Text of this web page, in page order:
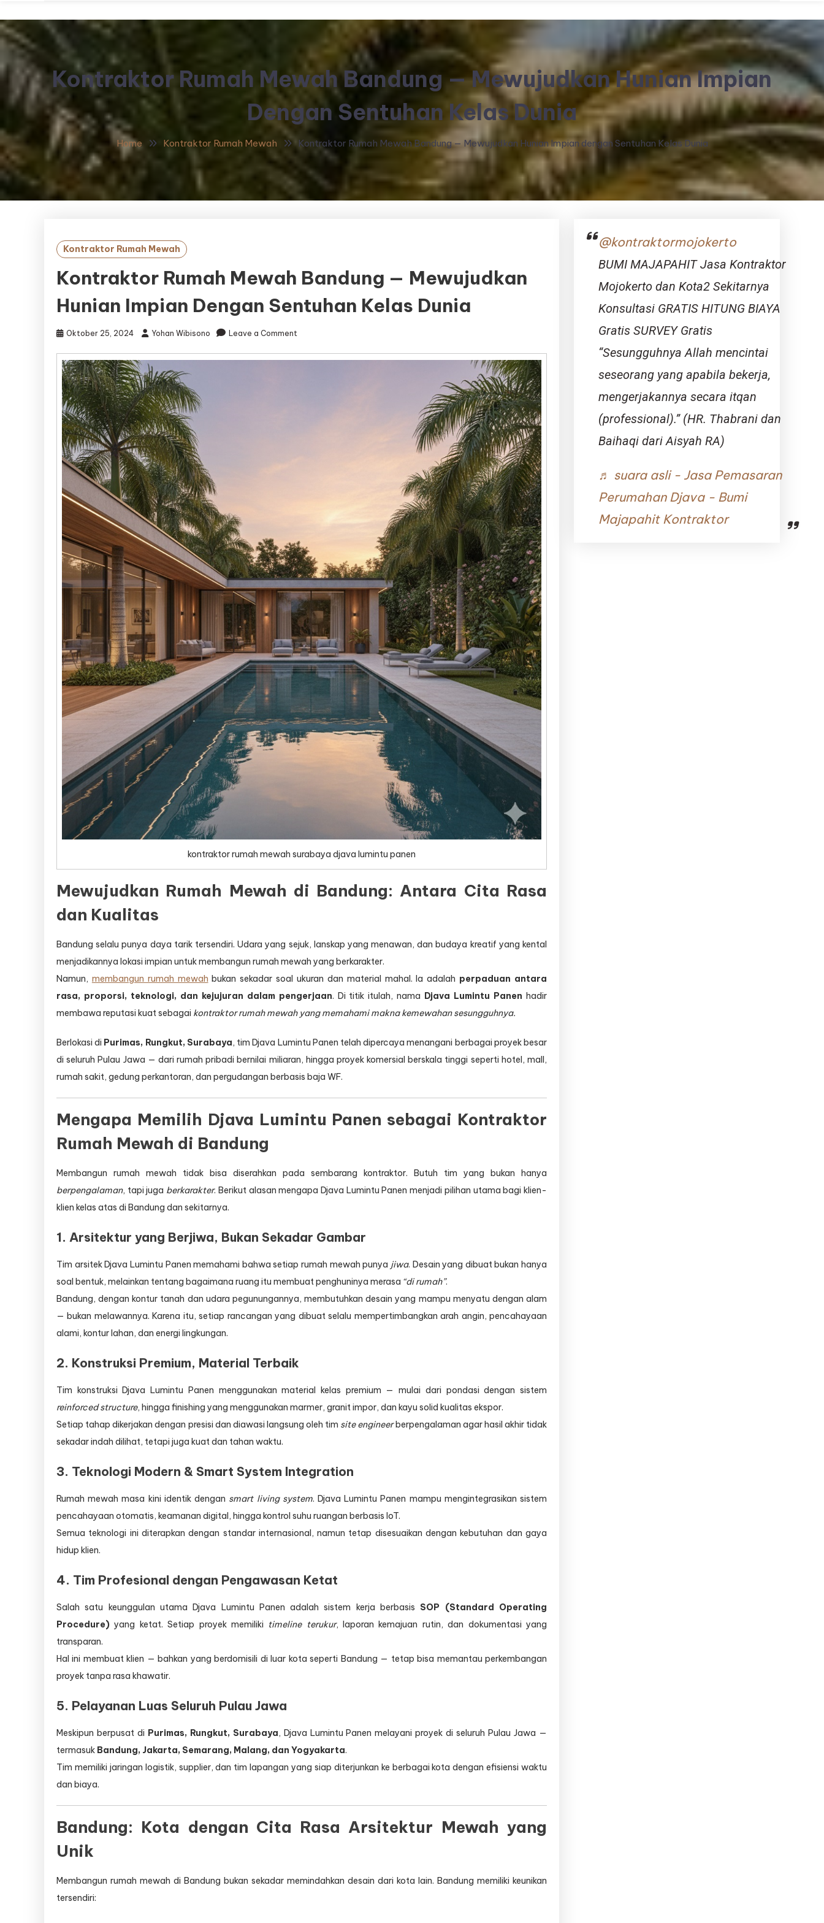
Kontraktor Rumah Mewah Bandung — Mewujudkan Hunian Impian
Dengan Sentuhan Kelas Dunia
Home Kontraktor Rumah Mewah Kontraktor Rumah Mewah Bandung — Mewujudkan Hunian Impian dengan Sentuhan Kelas Dunia
Kontraktor Rumah Mewah
Kontraktor Rumah Mewah Bandung — Mewujudkan
Hunian Impian Dengan Sentuhan Kelas Dunia
Oktober 25, 2024 Yohan Wibisono Leave a Comment
Rumah
kontraktor rumah mewah surabaya djava lumintu panen
Mewujudkan Rumah Mewah di Bandung: Antara Cita Rasa
dan Kualitas
Bandung selalu punya daya tarik tersendiri. Udara yang sejuk, lanskap yang menawan, dan budaya kreatif yang kental
menjadikannya lokasi impian untuk membangun rumah mewah yang berkarakter.
Namun, membangun rumah mewah bukan sekadar soal ukuran dan material mahal. Ia adalah perpaduan antara
rasa, proporsi, teknologi, dan kejujuran dalam pengerjaan. Di titik itulah, nama Djava Lumintu Panen hadir
membawa reputasi kuat sebagai kontraktor rumah mewah yang memahami makna kemewahan sesungguhnya.
Berlokasi di Purimas, Rungkut, Surabaya, tim Djava Lumintu Panen telah dipercaya menangani berbagai proyek besar
di seluruh Pulau Jawa — dari rumah pribadi bernilai miliaran, hingga proyek komersial berskala tinggi seperti hotel, mall,
rumah sakit, gedung perkantoran, dan pergudangan berbasis baja WF.
Mengapa Memilih Djava Lumintu Panen sebagai Kontraktor
Rumah Mewah di Bandung
Membangun rumah mewah tidak bisa diserahkan pada sembarang kontraktor. Butuh tim yang bukan hanya
berpengalaman, tapi juga berkarakter. Berikut alasan mengapa Djava Lumintu Panen menjadi pilihan utama bagi klien-
klien kelas atas di Bandung dan sekitarnya.
1. Arsitektur yang Berjiwa, Bukan Sekadar Gambar
Tim arsitek Djava Lumintu Panen memahami bahwa setiap rumah mewah punya jiwa. Desain yang dibuat bukan hanya
soal bentuk, melainkan tentang bagaimana ruang itu membuat penghuninya merasa “di rumah”.
Bandung, dengan kontur tanah dan udara pegunungannya, membutuhkan desain yang mampu menyatu dengan alam
— bukan melawannya. Karena itu, setiap rancangan yang dibuat selalu mempertimbangkan arah angin, pencahayaan
alami, kontur lahan, dan energi lingkungan.
2. Konstruksi Premium, Material Terbaik
Tim konstruksi Djava Lumintu Panen menggunakan material kelas premium — mulai dari pondasi dengan sistem
reinforced structure, hingga finishing yang menggunakan marmer, granit impor, dan kayu solid kualitas ekspor.
Setiap tahap dikerjakan dengan presisi dan diawasi langsung oleh tim site engineerberpengalaman agar hasil akhir tidak
sekadar indah dilihat, tetapi juga kuat dan tahan waktu.
3. Teknologi Modern & Smart System Integration
Rumah mewah masa kini identik dengan smart living system. Djava Lumintu Panen mampu mengintegrasikan sistem
pencahayaan otomatis, keamanan digital, hingga kontrol suhu ruangan berbasis IoT.
Semua teknologi ini diterapkan dengan standar internasional, namun tetap disesuaikan dengan kebutuhan dan gaya
hidup klien.
4. Tim Profesional dengan Pengawasan Ketat
Salah satu keunggulan utama Djava Lumintu Panen adalah sistem kerja berbasis SOP (Standard Operating
Procedure) yang ketat. Setiap proyek memiliki timeline terukur, laporan kemajuan rutin, dan dokumentasi yang
transparan.
Hal ini membuat klien — bahkan yang berdomisili di luar kota seperti Bandung — tetap bisa memantau perkembangan
proyek tanpa rasa khawatir.
5. Pelayanan Luas Seluruh Pulau Jawa
Meskipun berpusat di Purimas, Rungkut, Surabaya, Djava Lumintu Panen melayani proyek di seluruh Pulau Jawa —
termasuk Bandung, Jakarta, Semarang, Malang, dan Yogyakarta.
Tim memiliki jaringan logistik, supplier, dan tim lapangan yang siap diterjunkan ke berbagai kota dengan efisiensi waktu
dan biaya.
Bandung: Kota dengan Cita Rasa Arsitektur Mewah yang
Unik
Membangun rumah mewah di Bandung bukan sekadar memindahkan desain dari kota lain. Bandung memiliki keunikan
tersendiri:
@kontraktormojokerto
BUMI MAJAPAHIT Jasa Kontraktor
Mojokerto dan Kota2 Sekitarnya
Konsultasi GRATIS HITUNG BIAYA
Gratis SURVEY Gratis
“Sesungguhnya Allah mencintai
seseorang yang apabila bekerja,
mengerjakannya secara itqan
(professional).” (HR. Thabrani dan
Baihaqi dari Aisyah RA)
♬ suara asli - Jasa Pemasaran
Perumahan Djava - Bumi
Majapahit Kontraktor